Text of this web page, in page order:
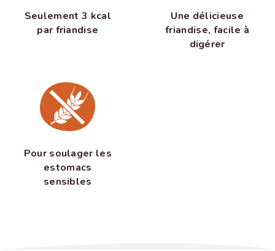
Seulement 3 kcal
par friandise
Une délicieuse
friandise, facile à
digérer
Pour soulager les
estomacs
sensibles